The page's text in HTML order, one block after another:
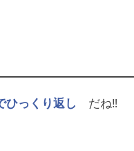
ひっくり返し だね‼️